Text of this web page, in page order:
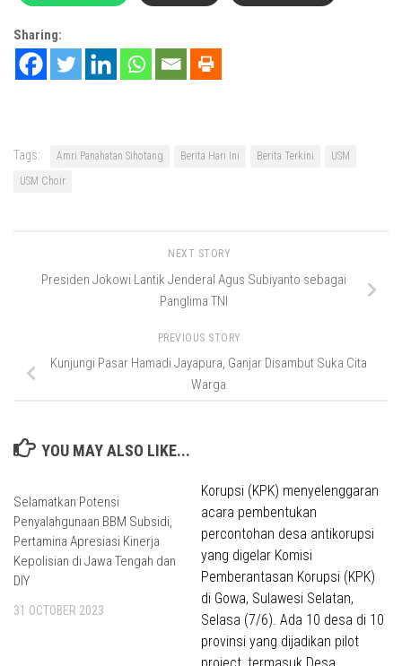
Sharing:
Tags: Amri Panahatan Sihotang Berita Hari Ini Berita Terkini
USM
USM Choir
NEXT STORY
Presiden Jokowi Lantik Jenderal Agus Subiyanto sebagai
Panglima TNI
PREVIOUS STORY
Kunjungi Pasar Hamadi Jayapura, Ganjar Disambut Suka Cita
Warga
YOU MAY ALSO LIKE...
Selamatkan Potensi
Penyalahgunaan BBM Subsidi,
Pertamina Apresiasi Kinerja
Kepolisian di Jawa Tengah dan
DIY
31 OCTOBER 2023